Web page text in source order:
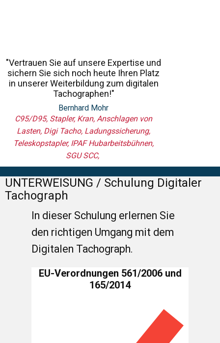
"Vertrauen Sie auf unsere Expertise und
sichern Sie sich noch heute Ihren Platz
in unserer Weiterbildung zum digitalen
Tachographen!"
Bernhard Mohr
C95/D95, Stapler, Kran, Anschlagen von
Lasten, Digi Tacho, Ladungssicherung​,
Teleskopstapler, IPAF Hubarbeitsbühnen,
SGU SCC,
UNTERWEISUNG / Schulung Digitaler
Tacho​graph
In dieser Schulung erlernen Sie
den richtigen Umgang mit dem
Digitalen Tachograph.
EU-Verordnungen 561/2006 und
165/2014